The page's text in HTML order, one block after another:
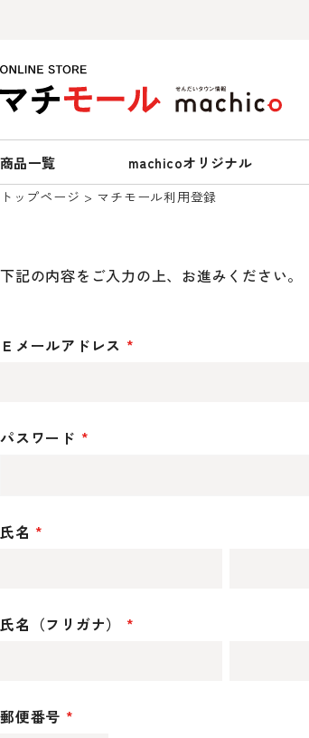
商品一覧 machicoオリジナル
トップページ マチモール利用登録
下記の内容をご入力の上、お進みください。
Ｅメールアドレス
パスワード
氏名
氏名（フリガナ）
郵便番号